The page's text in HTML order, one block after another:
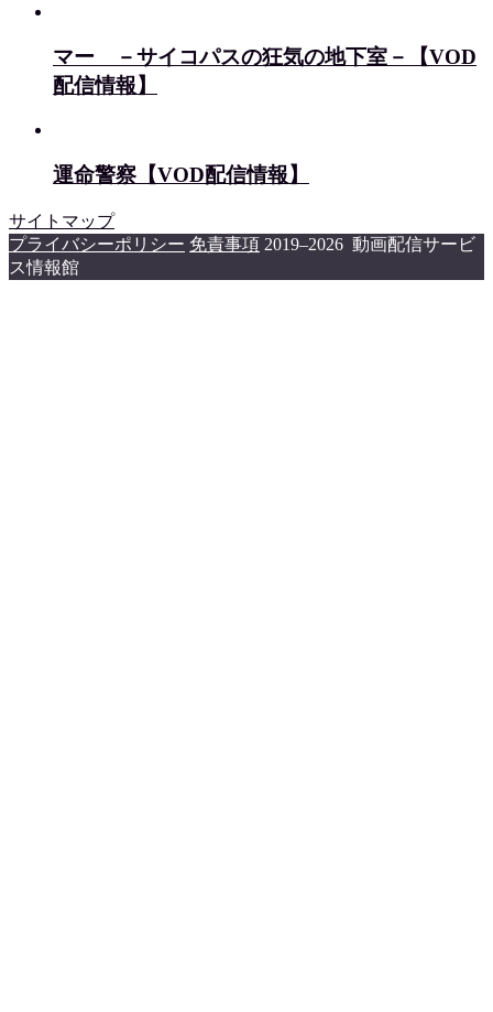
マー －サイコパスの狂気の地下室－【VOD
配信情報】
運命警察【VOD配信情報】
サイトマップ
プライバシーポリシー 免責事項 2019–2026 動画配信サービ
ス情報館